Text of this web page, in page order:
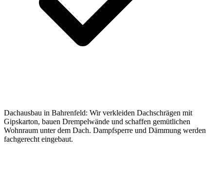
Dachausbau in Bahrenfeld: Wir verkleiden Dachschrägen mit
Gipskarton, bauen Drempelwände und schaffen gemütlichen
Wohnraum unter dem Dach. Dampfsperre und Dämmung werden
fachgerecht eingebaut.